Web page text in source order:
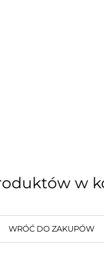
w
WRÓĆ DO ZAKUPÓW